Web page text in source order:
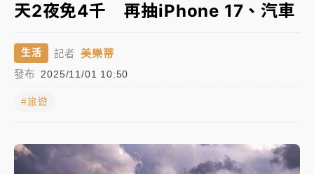
台東農業處長涉圖利渡假村！東檢抗告成功 今重開羈
父親節泡湯了！中颱白海豚雨彈轟3天 「紅到發紫」降
雨熱區曝
暑假過三周才推「E宿新北打卡趣」！抽獎程序複雜 觀
旅局回應了
天2夜免4千 再抽iPhone 17、汽車
生活 記者 美樂蒂
發布 2025/11/01 10:50
#旅遊